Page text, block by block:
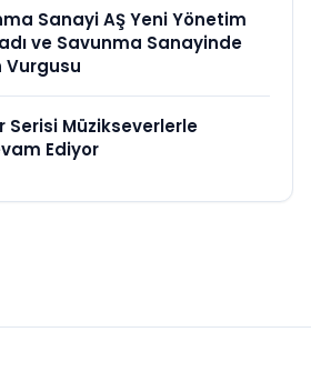
Sanayi AŞ Yeni Yönetim
ve Savunma Sanayinde
Vurgusu
Serisi Müzikseverlerle
Ediyor